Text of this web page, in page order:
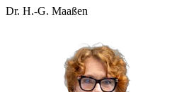
Dr. H.-G. Maaßen